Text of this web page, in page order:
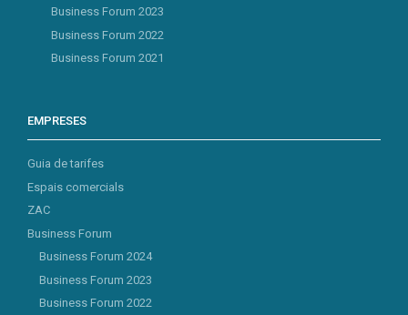
Business Forum 2023
Business Forum 2022
Business Forum 2021
EMPRESES
Guia de tarifes
Espais comercials
ZAC
Business Forum
Business Forum 2024
Business Forum 2023
Business Forum 2022